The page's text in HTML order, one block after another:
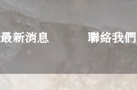
最新消息 聯絡我們